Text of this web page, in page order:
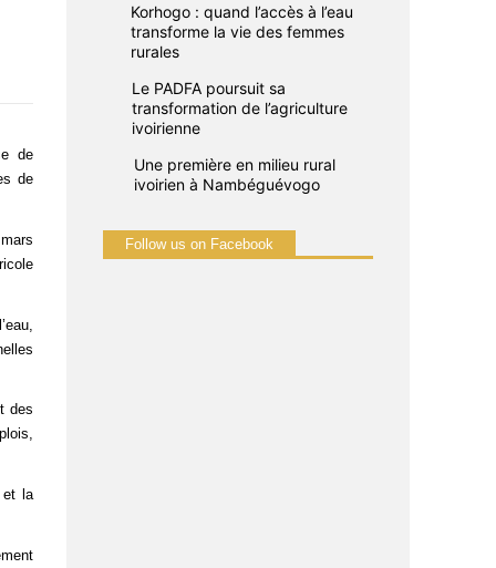
de
de
des
et la
Korhogo : quand l’accès à l’eau
transforme la vie des femmes
rurales
Le PADFA poursuit sa
transformation de l’agriculture
ivoirienne
Une première en milieu rural
ivoirien à Nambéguévogo
Follow us on Facebook